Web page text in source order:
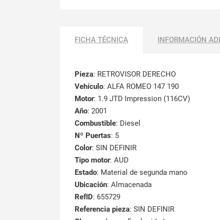
FICHA TÉCNICA INFORMACIÓN
Pieza: RETROVISOR DERECHO
Vehículo: ALFA ROMEO 147 190
Motor: 1.9 JTD Impression (116CV)
Año: 2001
Combustible: Diesel
Nº Puertas: 5
Color: SIN DEFINIR
Tipo motor: AUD
Estado: Material de segunda mano
Ubicación: Almacenada
RefID: 655729
Referencia pieza: SIN DEFINIR